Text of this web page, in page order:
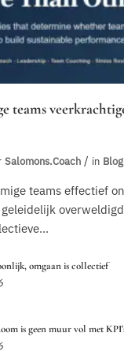
teams
Salomons.coach in Blog
teams effectief
omgaan is collectief
is geen muur vol met